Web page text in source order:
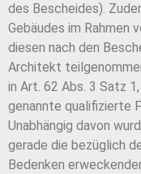
des Bescheides).
Gebäudes im Rahmen
diesen nach den
Architekt
in Art. 62 Abs. 3 Satz
genannte qualifizierte
Unabhängig davon
gerade die bezüglich
Bedenken